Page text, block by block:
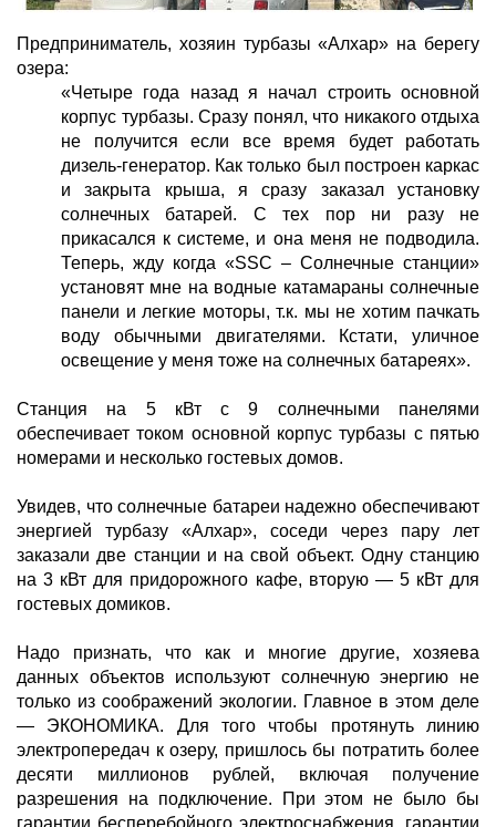
Предприниматель, хозяин турбазы «Алхар» на берегу
озера:
«Четыре года назад я начал строить основной
корпус турбазы. Сразу понял, что никакого отдыха
не получится если все время будет работать
дизель-генератор. Как только был построен каркас
и закрыта крыша, я сразу заказал установку
солнечных батарей. С тех пор ни разу не
прикасался к системе, и она меня не подводила.
Теперь, жду когда «SSC – Солнечные станции»
установят мне на водные катамараны солнечные
панели и легкие моторы, т.к. мы не хотим пачкать
воду обычными двигателями. Кстати, уличное
освещение у меня тоже на солнечных батареях».
Станция на 5 кВт с 9 солнечными панелями
обеспечивает током основной корпус турбазы с пятью
номерами и несколько гостевых домов.
Увидев, что солнечные батареи надежно обеспечивают
энергией турбазу «Алхар», соседи через пару лет
заказали две станции и на свой объект. Одну станцию
на 3 кВт для придорожного кафе, вторую — 5 кВт для
гостевых домиков.
Надо признать, что как и многие другие, хозяева
данных объектов используют солнечную энергию не
только из соображений экологии. Главное в этом деле
— ЭКОНОМИКА. Для того чтобы протянуть линию
электропередач к озеру, пришлось бы потратить более
десяти миллионов рублей, включая получение
разрешения на подключение. При этом не было бы
гарантии бесперебойного электроснабжения, гарантии